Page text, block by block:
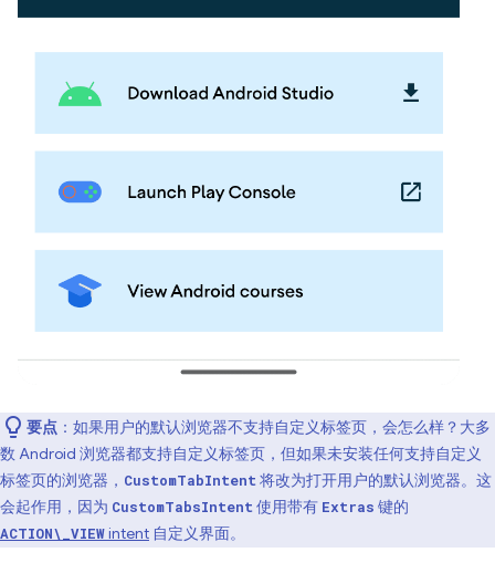
要点 ：如果用户的默认浏览器不支持自定义标签页，会怎么样？大多
数 Android 浏览器都支持自定义标签页，但如果未安装任何支持自定义
标签页的浏览器， CustomTabIntent 将改为打开用户的默认浏览器。这
会起作用，因为 CustomTabsIntent 使用带有 Extras 键的
ACTION\_VIEWintent 自定义界面。